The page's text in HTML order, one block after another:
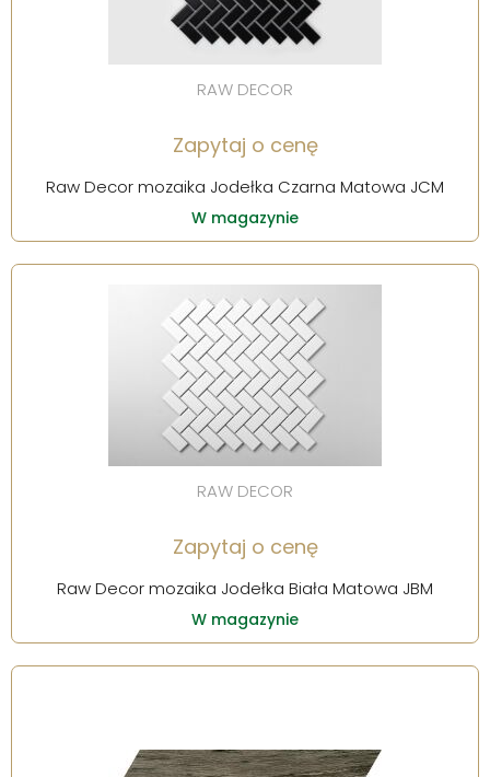
RAW DECOR
Zapytaj o cenę
Raw Decor mozaika Jodełka Czarna Matowa JCM
W magazynie
RAW DECOR
Zapytaj o cenę
Raw Decor mozaika Jodełka Biała Matowa JBM
W magazynie